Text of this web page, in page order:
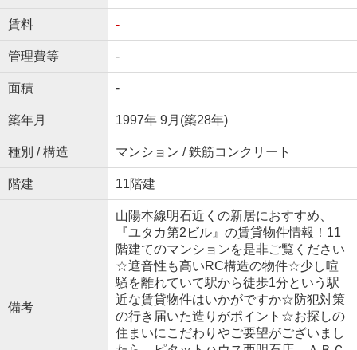
賃料 -
管理費等 -
面積 -
築年月 1997年 9月(築28年)
種別 / 構造 マンション / 鉄筋コンクリート
階建 11階建
備考
山陽本線明石近くの新居におすすめ、
『ユタカ第2ビル』の賃貸物件情報！11
階建てのマンションを是非ご覧ください
☆遮音性も高いRC構造の物件☆少し喧
騒を離れていて駅から徒歩1分という駅
近な賃貸物件はいかがですか☆防犯対策
の行き届いた造りがポイント☆お探しの
住まいにこだわりやご要望がございまし